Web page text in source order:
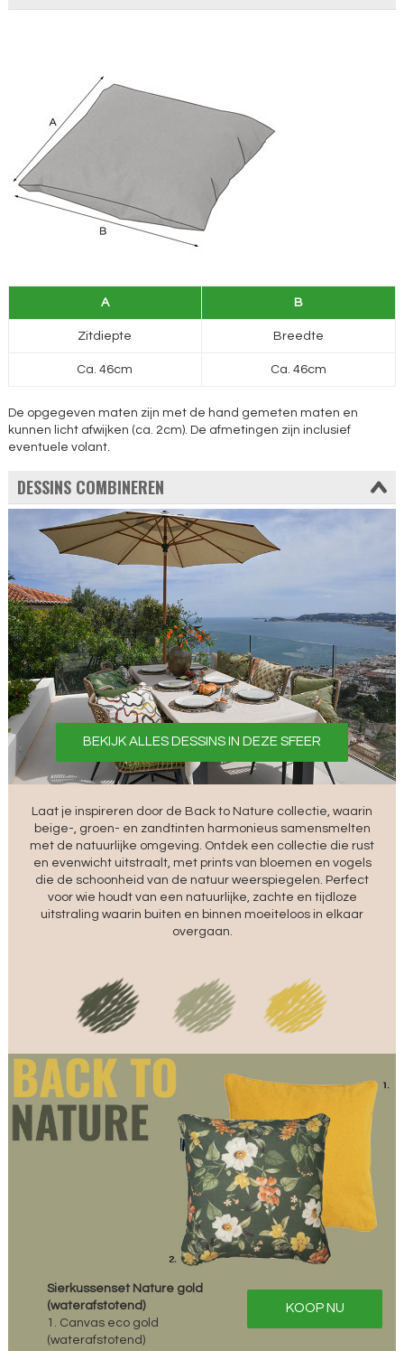
A B
Zitdiepte Breedte
Ca. 46cm Ca. 46cm
De opgegeven maten zijn met de hand gemeten maten en
kunnen licht afwijken (ca. 2cm). De afmetingen zijn inclusief
eventuele volant.
DESSINS COMBINEREN
BEKIJK ALLES DESSINS IN DEZE SFEER
Laat je inspireren door de Back to Nature collectie, waarin
beige-, groen- en zandtinten harmonieus samensmelten
met de natuurlijke omgeving. Ontdek een collectie die rust
en evenwicht uitstraalt, met prints van bloemen en vogels
die de schoonheid van de natuur weerspiegelen. Perfect
voor wie houdt van een natuurlijke, zachte en tijdloze
uitstraling waarin buiten en binnen moeiteloos in elkaar
overgaan.
Sierkussenset Nature gold
(waterafstotend)
1. Canvas eco gold
(waterafstotend)
KOOP NU